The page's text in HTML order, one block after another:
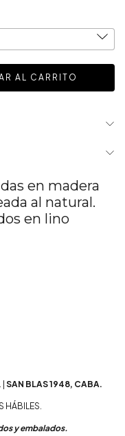
en madera
al natural.
en lino
SAN BLAS 1948, CABA.
HÁBILES.
y embalados.